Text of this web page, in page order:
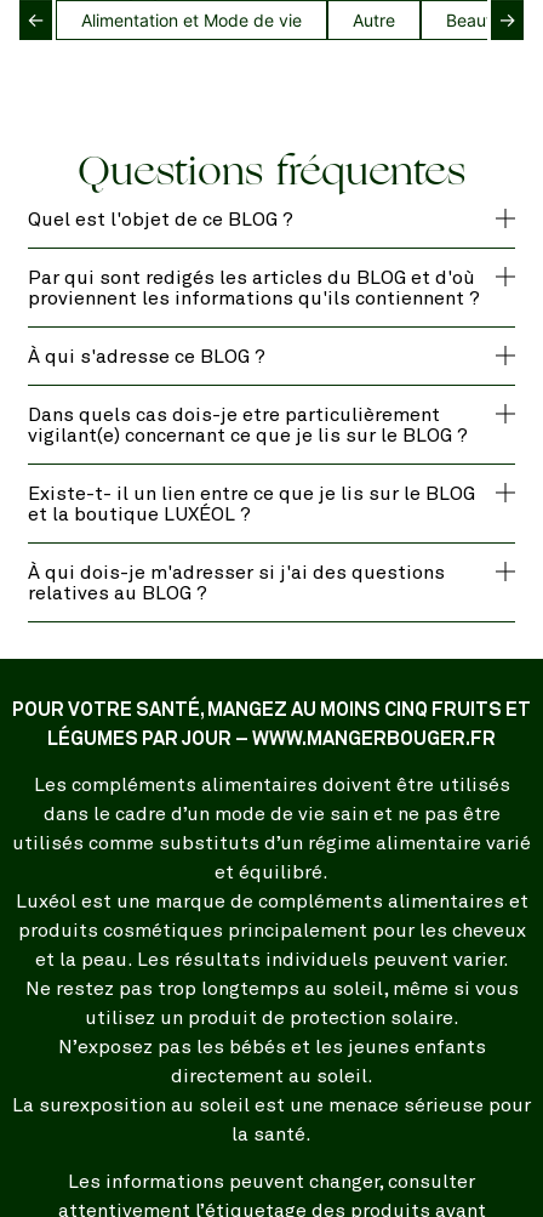
← Alimentation et Mode de vie Autre Beauté→
Questions fréquentes
Quel est l'objet de ce BLOG ?
Par qui sont redigés les articles du BLOG et d'où
proviennent les informations qu'ils contiennent ?
À qui s'adresse ce BLOG ?
Dans quels cas dois-je etre particulièrement
vigilant(e) concernant ce que je lis sur le BLOG ?
Existe-t- il un lien entre ce que je lis sur le BLOG
et la boutique LUXÉOL ?
À qui dois-je m'adresser si j'ai des questions
relatives au BLOG ?
POUR VOTRE SANTÉ, MANGEZ AU MOINS CINQ FRUITS ET
LÉGUMES PAR JOUR – WWW.MANGERBOUGER.FR
Les compléments alimentaires doivent être utilisés
dans le cadre d’un mode de vie sain et ne pas être
utilisés comme substituts d’un régime alimentaire varié
et équilibré.
Luxéol est une marque de compléments alimentaires et
produits cosmétiques principalement pour les cheveux
et la peau. Les résultats individuels peuvent varier.
Ne restez pas trop longtemps au soleil, même si vous
utilisez un produit de protection solaire.
N’exposez pas les bébés et les jeunes enfants
directement au soleil.
La surexposition au soleil est une menace sérieuse pour
la santé.
Les informations peuvent changer, consulter
attentivement l’étiquetage des produits avant